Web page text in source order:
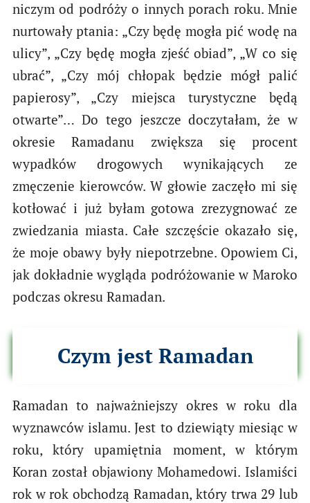
niczym od podróży o innych porach roku. Mnie
nurtowały ptania: „Czy będę mogła pić wodę na
ulicy”, „Czy będę mogła zjeść obiad”, „W co się
ubrać”, „Czy mój chłopak będzie mógł palić
papierosy”, „Czy miejsca turystyczne będą
otwarte”… Do tego jeszcze doczytałam, że w
okresie Ramadanu zwiększa się procent
wypadków drogowych wynikających ze
zmęczenie kierowców. W głowie zaczęło mi się
kotłować i już byłam gotowa zrezygnować ze
zwiedzania miasta. Całe szczęście okazało się,
że moje obawy były niepotrzebne. Opowiem Ci,
jak dokładnie wygląda podróżowanie w Maroko
podczas okresu Ramadan.
Czym jest Ramadan
Ramadan to najważniejszy okres w roku dla
wyznawców islamu. Jest to dziewiąty miesiąc w
roku, który upamiętnia moment, w którym
Koran został objawiony Mohamedowi. Islamiści
rok w rok obchodzą Ramadan, który trwa 29 lub